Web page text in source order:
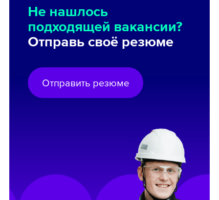
Не нашлось
подходящей вакансии?
Отправь своё резюме
Отправить резюме